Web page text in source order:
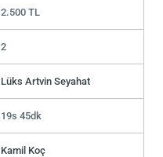
2.500 TL
2
Lüks Artvin Seyahat
19s 45dk
Kamil Koç